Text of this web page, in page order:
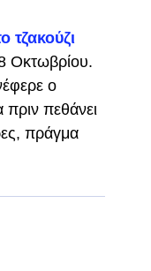
τζακούζι
Οκτωβρίου.
ο
πριν πεθάνει
πράγμα